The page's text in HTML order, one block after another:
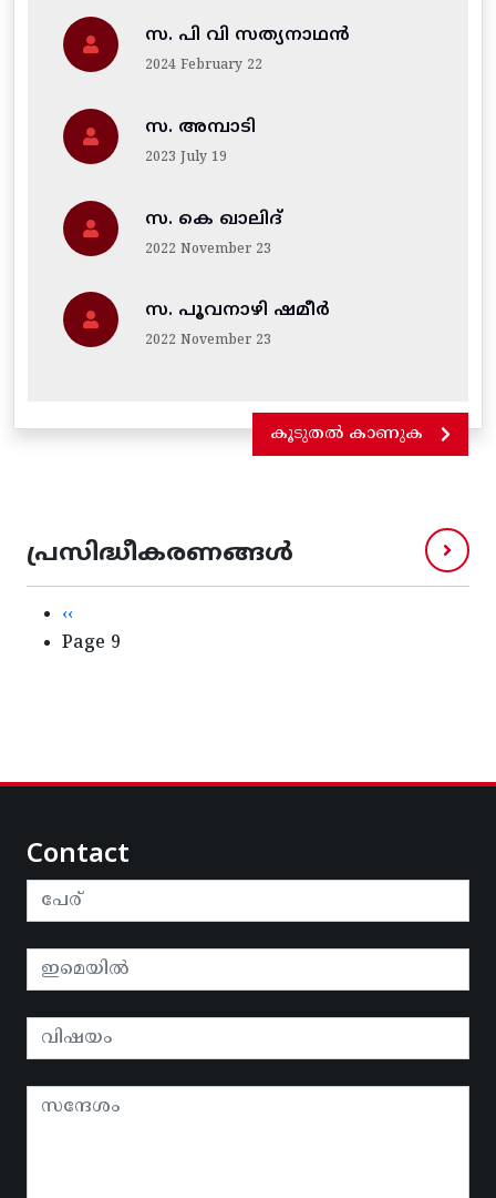
സ. പി വി സത്യനാഥൻ
2024 February 22
സ. അമ്പാടി
2023 July 19
സ. കെ ഖാലിദ്
2022 November 23
സ. പൂവനാഴി ഷമീർ
2022 November 23
കൂടുതൽ കാണുക
പ്രസിദ്ധീകരണങ്ങൾ
Pagination
Previous page
‹‹
Page 9
Contact